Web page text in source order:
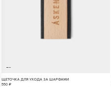
ЩЕТОЧКА ДЛЯ УХОДА ЗА ШАРФАМИ
550 ₽